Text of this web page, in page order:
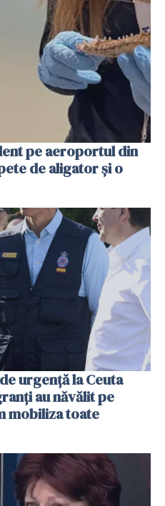
pe aeroportul din
de aligator și o
urgență la Ceuta
au năvălit pe
mobiliza toate